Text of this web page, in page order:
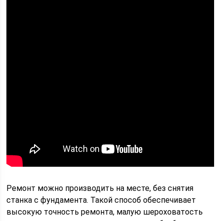
Ремонт можно производить на месте, без снятия
станка с фундамента. Такой способ обеспечивает
высокую точность ремонта, малую шероховатость